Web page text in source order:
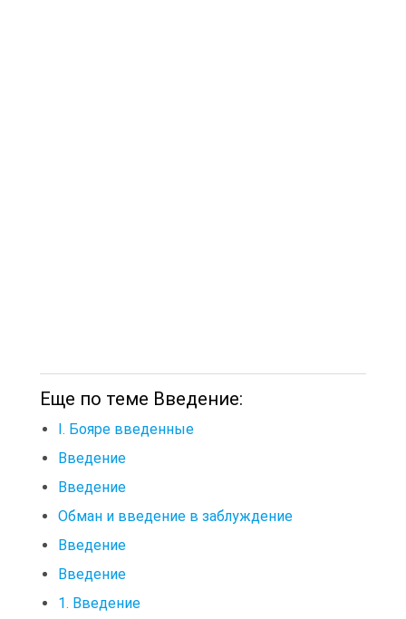
Еще по теме Введение:
I. Бояре введенные
Введение
Введение
Обман и введение в заблуждение
Введение
Введение
1. Введение